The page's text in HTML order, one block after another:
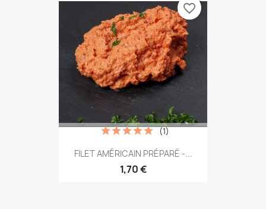
FILET AMÉRICAIN PRÉPARÉ -...
1,70 €
(1)
favorite_border